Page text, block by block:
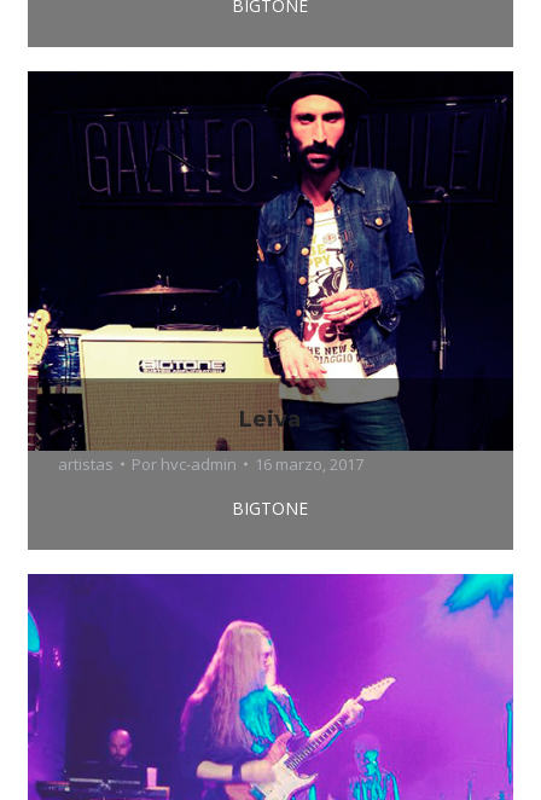
BIGTONE
Leiva
artistas Por hvc-admin 16 marzo, 2017
BIGTONE